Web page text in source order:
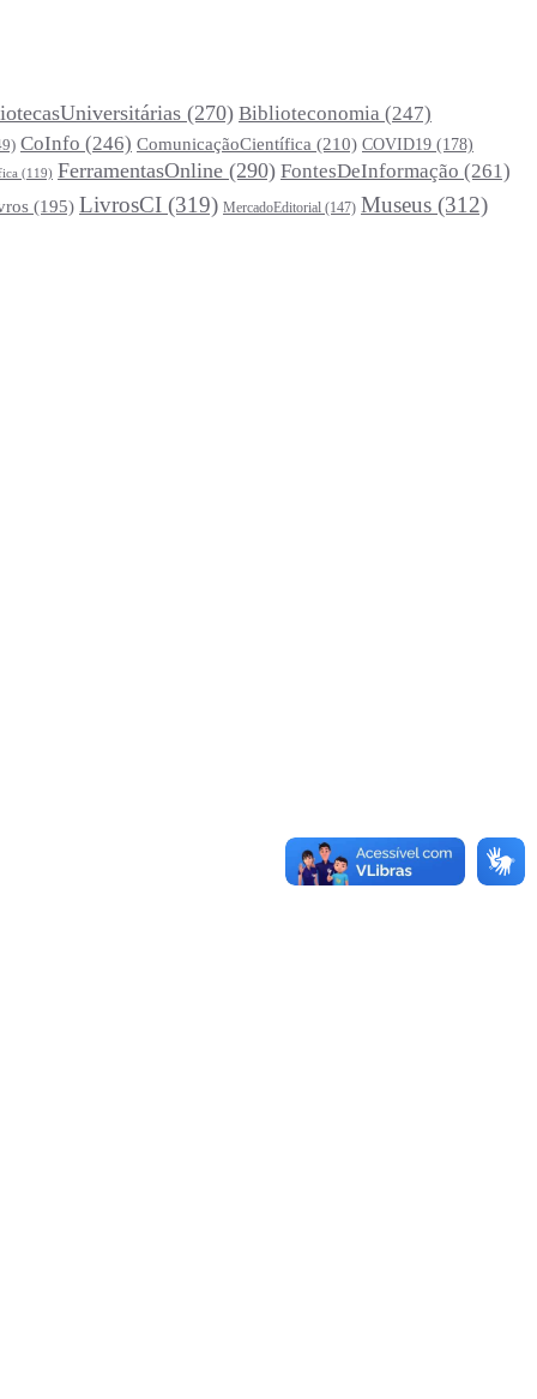
(270) Biblioteconomia (247)
CoInfo (246) ComunicaçãoCientífica (210) COVID19 (178)
(119) FerramentasOnline (290) FontesDeInformação (261)
(195) LivrosCI (319) MercadoEditorial (147) Museus (312)